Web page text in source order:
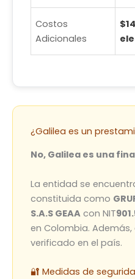
Costos
Adicionales
¿Galilea es un
No, Galilea es una
La entidad se
constituida como
S.A.S GEAA con NIT
en Colombia.
verificado en el país.
🔐 Medidas de